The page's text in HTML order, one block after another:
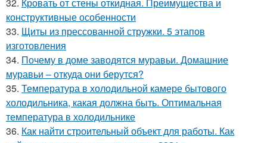
конструктивные особенности
33. Щиты из прессованной стружки. 5 этапов
изготовления
34. Почему в доме заводятся муравьи. Домашние
муравьи – откуда они берутся?
35. Температура в холодильной камере бытового
холодильника, какая должна быть. Оптимальная
температура в холодильнике
36. Как найти строительный объект для работы. Как